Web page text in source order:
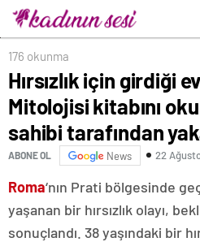
tarafından yakalandı
176 okunma
Hırsızlık için girdiği
Mitolojisi kitabını
sahibi tarafından
ABONE OL News 22
Roma‘nın Prati bölgesinde
yaşanan bir hırsızlık olayı,
sonuçlandı. 38 yaşındaki bir